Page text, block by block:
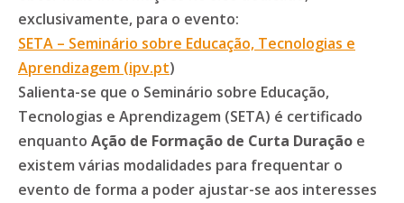
exclusivamente, para o evento:
SETA – Seminário sobre Educação, Tecnologias e
Aprendizagem (ipv.pt)
Salienta-se que o Seminário sobre Educação,
Tecnologias e Aprendizagem (SETA) é certificado
enquanto Ação de Formação de Curta Duração e
existem várias modalidades para frequentar o
evento de forma a poder ajustar-se aos interesses